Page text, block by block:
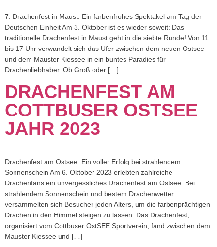
7. Drachenfest in Maust: Ein farbenfrohes Spektakel am Tag der
Deutschen Einheit Am 3. Oktober ist es wieder soweit: Das
traditionelle Drachenfest in Maust geht in die siebte Runde! Von 11
bis 17 Uhr verwandelt sich das Ufer zwischen dem neuen Ostsee
und dem Mauster Kiessee in ein buntes Paradies für
Drachenliebhaber. Ob Groß oder […]
DRACHENFEST AM
COTTBUSER OSTSEE
JAHR 2023
Drachenfest am Ostsee: Ein voller Erfolg bei strahlendem
Sonnenschein Am 6. Oktober 2023 erlebten zahlreiche
Drachenfans ein unvergessliches Drachenfest am Ostsee. Bei
strahlendem Sonnenschein und bestem Drachenwetter
versammelten sich Besucher jeden Alters, um die farbenprächtigen
Drachen in den Himmel steigen zu lassen. Das Drachenfest,
organisiert vom Cottbuser OstSEE Sportverein, fand zwischen dem
Mauster Kiessee und […]